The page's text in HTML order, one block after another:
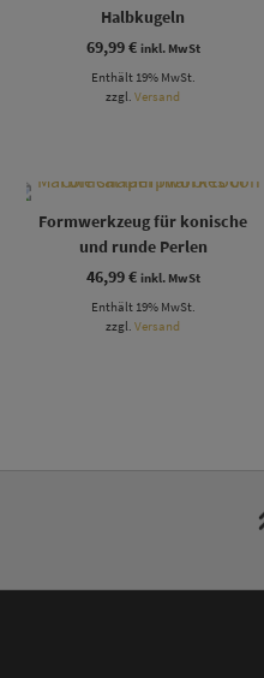
Halbkugeln
69,99€ inkl. MwSt
Enthält 19% MwSt.
zzgl.Versand
Formwerkzeug für konische
und runde Perlen
46,99€ inkl. MwSt
Enthält 19% MwSt.
zzgl.Versand